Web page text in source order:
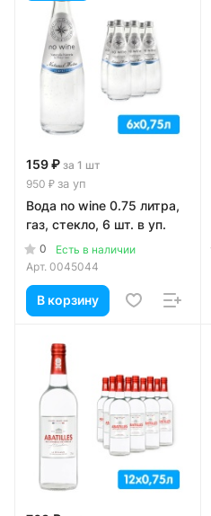
159 ₽ за 1 шт
950 ₽ за уп
Вода no wine 0.75 литра,
газ, стекло, 6 шт. в уп.
0
Есть в наличии
Арт. 0045044
В корзину